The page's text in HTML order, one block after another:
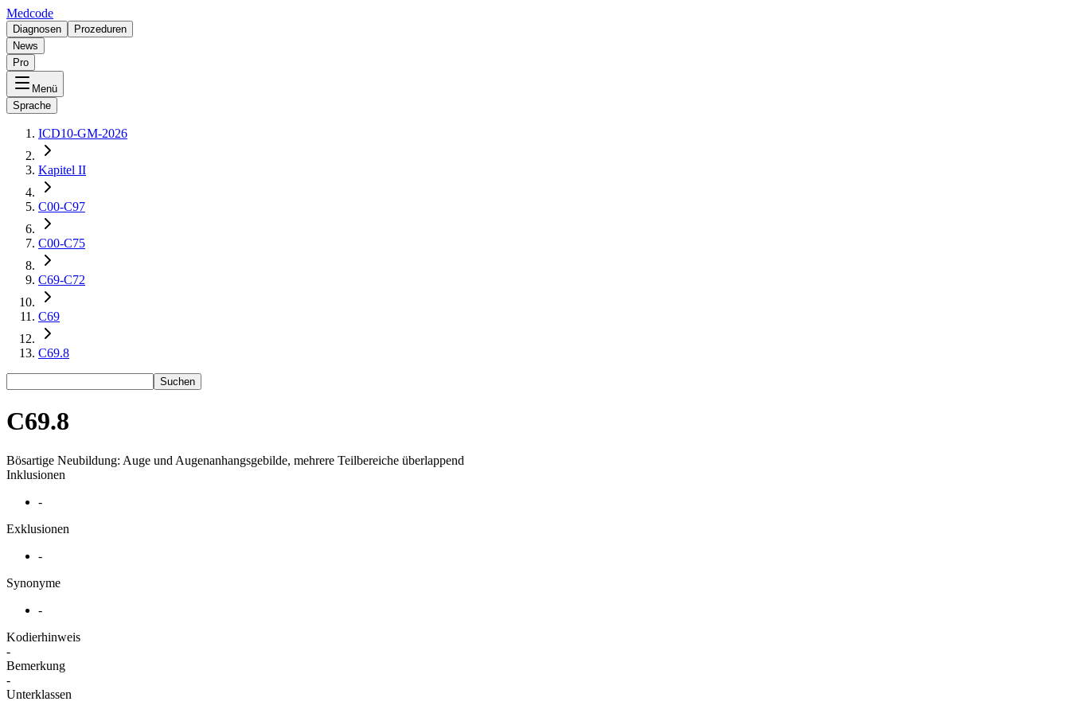
Medcode
Diagnosen
Prozeduren
News
Pro
Menü
Sprache
ICD10-GM-2026
Kapitel II
C00-C97
C00-C75
C69-C72
C69
C69.8
Suchen
C69.8
Bösartige Neubildung: Auge und Augenanhangsgebilde, mehrere Teilbereiche überlappend
Inklusionen
-
Exklusionen
-
Synonyme
-
Kodierhinweis
-
Bemerkung
-
Unterklassen